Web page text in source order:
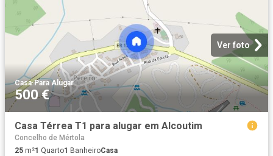
Ver foto
Casa·Para Alugar
500 €
Casa Térrea T1 para alugar em Alcoutim
Concelho de Mértola
25 m²1 Quarto1 BanheiroCasa